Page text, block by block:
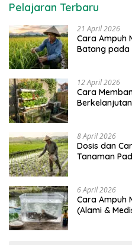
Pelajaran Terbaru
21 April 2026
Cara Ampuh
Batang pada
12 April 2026
Cara
8 April 2026
Dosis dan
Tanaman
6 April 2026
Cara Ampuh
(Alami &